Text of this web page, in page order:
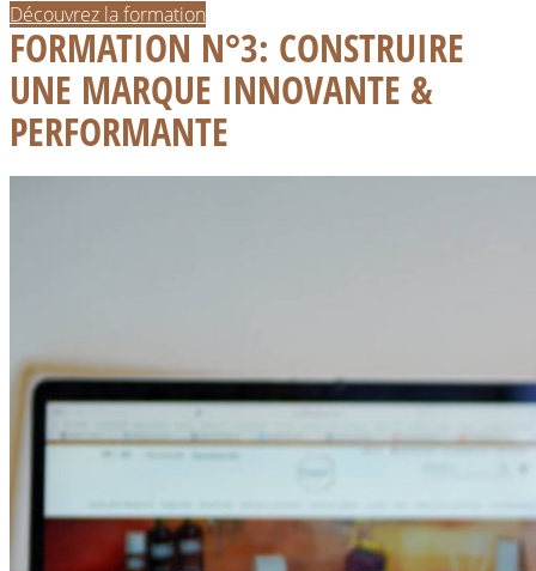
Découvrez la formation
FORMATION N°3: CONSTRUIRE
UNE MARQUE INNOVANTE &
PERFORMANTE